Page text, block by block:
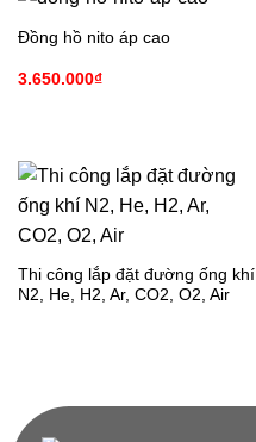
Đồng hồ nito áp cao
3.650.000₫
Thi công lắp đặt đường ống khí
N2, He, H2, Ar, CO2, O2, Air